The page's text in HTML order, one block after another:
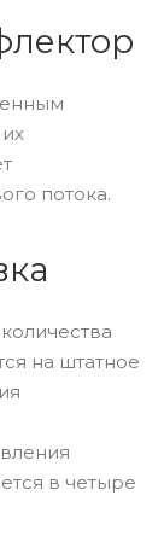
потока.
на штатное
в четыре